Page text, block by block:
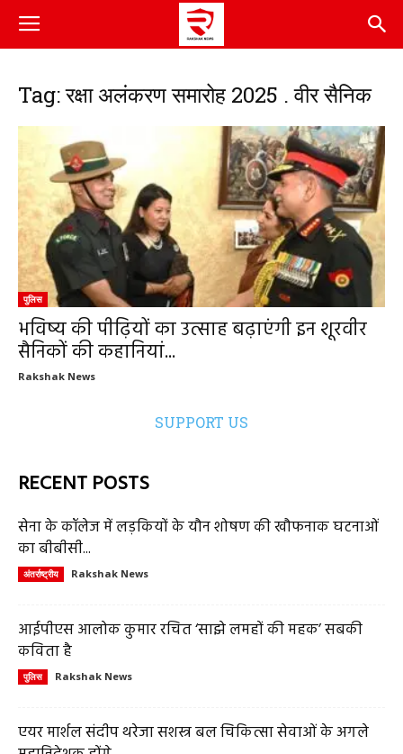
Tag: रक्षा अलंकरण समारोह 2025 . वीर सैनिक
पुलिस
भविष्य की पीढ़ियों का उत्साह बढ़ाएंगी इन शूरवीर
सैनिकों की कहानियां...
Rakshak News
SUPPORT US
RECENT POSTS
सेना के कॉलेज में लड़कियों के यौन शोषण की खौफनाक घटनाओं
का बीबीसी...
अंतर्राष्ट्रीय Rakshak News
आईपीएस आलोक कुमार रचित ‘साझे लमहों की महक’ सबकी
कविता है
पुलिस Rakshak News
एयर मार्शल संदीप थरेजा सशस्त्र बल चिकित्सा सेवाओं के अगले